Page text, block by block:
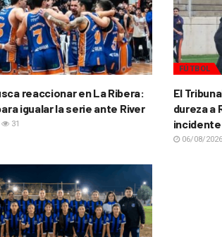
reaccionar en La Ribera:
igualar la serie ante River
31
FÚTBOL
El
dureza a
06/08/2026